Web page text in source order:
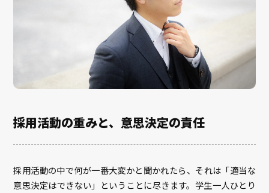
採用活動の重みと、意思決定の責任
採用活動の中で何が一番大変かと聞かれたら、それは「適当な
意思決定はできない」ということに尽きます。学生一人ひとり